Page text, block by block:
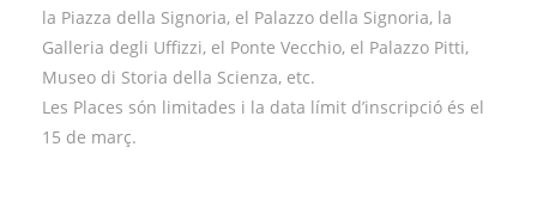
la Piazza della Signoria, el Palazzo della Signoria, la
Galleria degli Uffizzi, el Ponte Vecchio, el Palazzo Pitti,
Museo di Storia della Scienza, etc.
Les Places són limitades i la data límit d’inscripció és el
15 de març.